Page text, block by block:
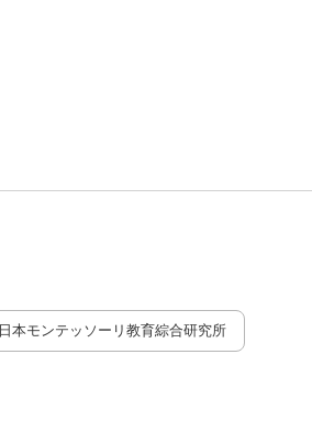
日本モンテッソーリ教育綜合研究所